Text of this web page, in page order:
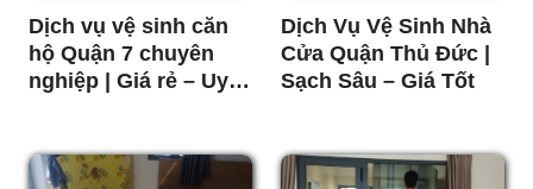
Dịch vụ vệ sinh căn
hộ Quận 7 chuyên
nghiệp | Giá rẻ – Uy
Dịch Vụ Vệ Sinh Nhà
Cửa Quận Thủ Đức |
Sạch Sâu – Giá Tốt